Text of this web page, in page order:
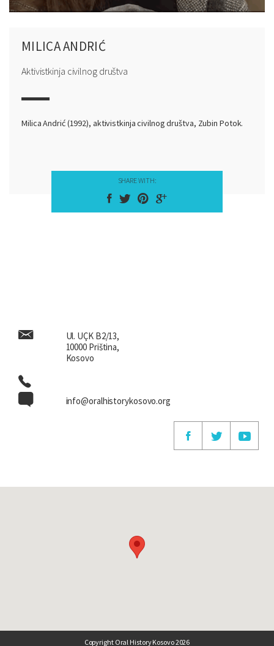
MILICA ANDRIĆ
Aktivistkinja civilnog društva
Milica Andrić (1992), aktivistkinja civilnog društva, Zubin Potok.
SHARE WITH:
Ul. UÇK B2/13,
10000 Priština,
Kosovo
info@oralhistorykosovo.org
Copyright Oral History Kosovo 2026